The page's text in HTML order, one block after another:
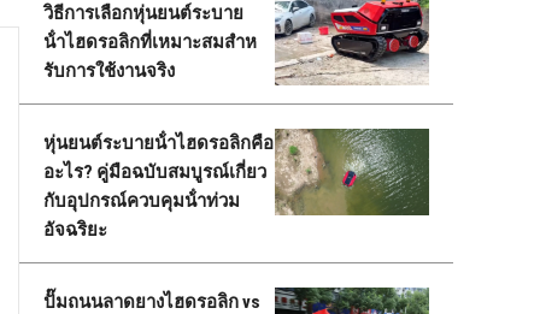
วิธีการเลือกหุ่นยนต์ระบาย
น้ําไฮดรอลิกที่เหมาะสมสําห
รับการใช้งานจริง
หุ่นยนต์ระบายน้ําไฮดรอลิกคือ
อะไร? คู่มือฉบับสมบูรณ์เกี่ยว
กับอุปกรณ์ควบคุมน้ําท่วม
อัจฉริยะ
ปั๊มถนนลาดยางไฮดรอลิก vs